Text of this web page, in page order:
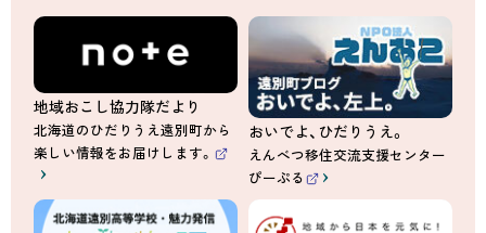
地域おこし協力隊だより
北海道のひだりうえ遠別町から
楽しい情報をお届けします。
部
サ
おいでよ、ひだりうえ。
えんべつ移住交流支援センター
ぴーぷる
部